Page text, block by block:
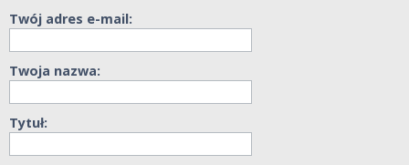
Twój adres e-mail:
Twoja nazwa:
Tytuł: